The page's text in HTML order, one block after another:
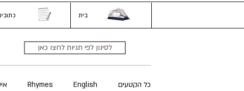
בית
כל הקטעים English
Rhymes
לסינון לפי תגיות לחצו כאן